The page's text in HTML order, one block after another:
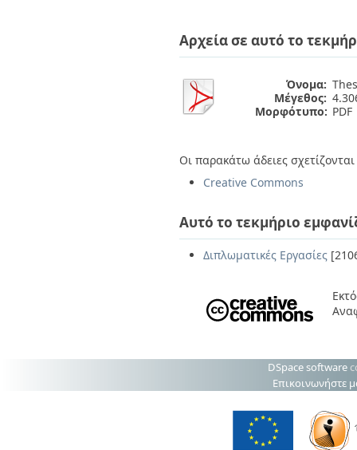
Αρχεία σε αυτό το
Όνομα:
Μέγεθος:
Μορφότυπο: PDF
Οι παρακάτω άδειες
Creative Commons
Αυτό το τεκμήριο
Διπλωματικές Εργασίες
DSpace software
Επικοινωνήστε